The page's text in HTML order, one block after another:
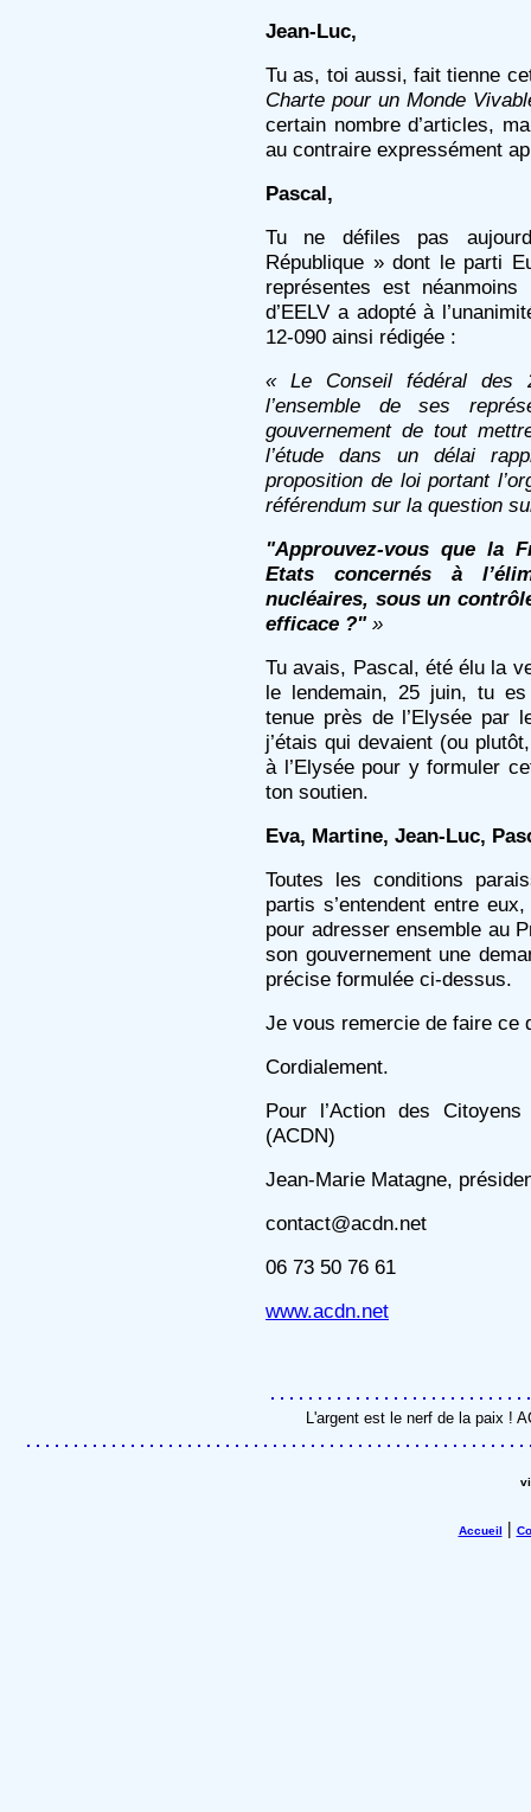
Jean-Luc,
Tu as, toi aussi, fait tienne
Charte pour un Monde
certain nombre d’articles,
au contraire expressément
Pascal,
Tu ne défiles pas
République » dont le parti
représentes est
d’EELV a adopté à
12-090 ainsi rédigée :
« Le Conseil fédéral des
l’ensemble de ses
gouvernement de tout
l’étude dans un délai
proposition de loi portant
référendum sur la question
"Approuvez-vous que la
Etats concernés à
nucléaires, sous un
efficace ?"»
Tu avais, Pascal, été élu la
le lendemain, 25 juin, tu
tenue près de l’Elysée par
j’étais qui devaient (ou
à l’Elysée pour y formuler
ton soutien.
Eva, Martine, Jean-Luc,
Toutes les conditions
partis s’entendent entre
pour adresser ensemble au
son gouvernement une
précise formulée ci-dessus.
Je vous remercie de faire ce
Cordialement.
Pour l’Action des
(ACDN)
Jean-Marie Matagne,
contact@acdn.net
06 73 50 76 61
www.acdn.net
L'argent est le nerf de la paix !
Accueil |